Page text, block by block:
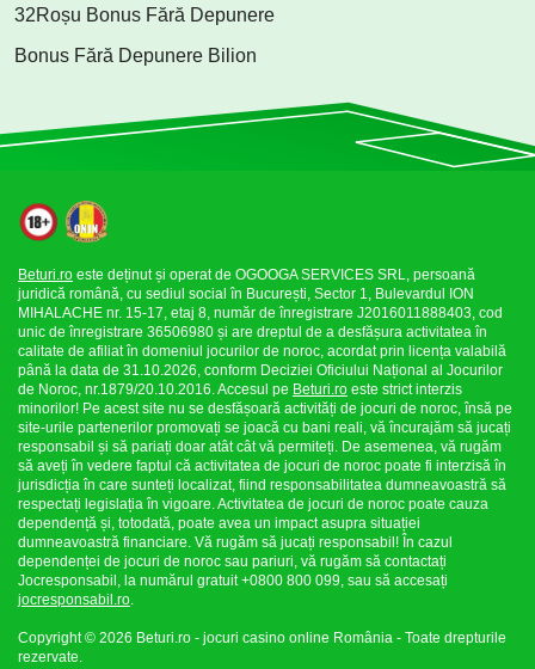
32Roșu Bonus Fără Depunere
Bonus Fără Depunere Bilion
Beturi.ro este deținut și operat de OGOOGA SERVICES SRL, persoană
juridică română, cu sediul social în București, Sector 1, Bulevardul ION
MIHALACHE nr. 15-17, etaj 8, număr de înregistrare J2016011888403, cod
unic de înregistrare 36506980 și are dreptul de a desfășura activitatea în
calitate de afiliat în domeniul jocurilor de noroc, acordat prin licența valabilă
până la data de 31.10.2026, conform Deciziei Oficiului Național al Jocurilor
de Noroc, nr.1879/20.10.2016. Accesul pe Beturi.ro este strict interzis
minorilor! Pe acest site nu se desfășoară activități de jocuri de noroc, însă pe
site-urile partenerilor promovați se joacă cu bani reali, vă încurajăm să jucați
responsabil și să pariați doar atât cât vă permiteți. De asemenea, vă rugăm
să aveți în vedere faptul că activitatea de jocuri de noroc poate fi interzisă în
jurisdicția în care sunteți localizat, fiind responsabilitatea dumneavoastră să
respectați legislația în vigoare. Activitatea de jocuri de noroc poate cauza
dependență și, totodată, poate avea un impact asupra situației
dumneavoastră financiare. Vă rugăm să jucați responsabil! În cazul
dependenței de jocuri de noroc sau pariuri, vă rugăm să contactați
Jocresponsabil, la numărul gratuit +0800 800 099, sau să accesați
jocresponsabil.ro
Copyright © 2026 Beturi.ro - jocuri casino online România - Toate drepturile
rezervate.